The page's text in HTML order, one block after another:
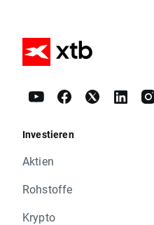
Investieren
Aktien
Rohstoffe
Krypto